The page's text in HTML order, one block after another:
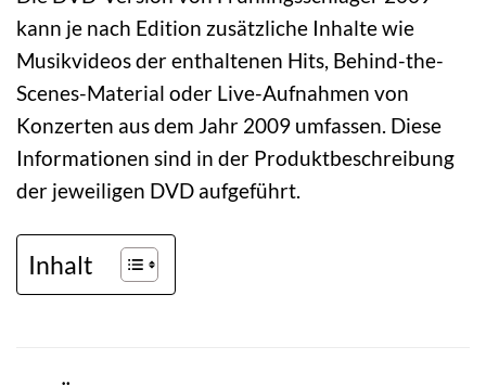
kann je nach Edition zusätzliche Inhalte wie
Musikvideos der enthaltenen Hits, Behind-the-
Scenes-Material oder Live-Aufnahmen von
Konzerten aus dem Jahr 2009 umfassen. Diese
Informationen sind in der Produktbeschreibung
der jeweiligen DVD aufgeführt.
Inhalt